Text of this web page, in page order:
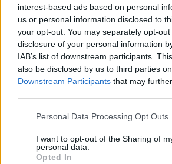
interest-based ads based on personal
us or personal information disclosed to
your opt-out. You may separately opt-
disclosure of your personal information
IAB’s list of downstream participants.
also be disclosed by us to third parties
Downstream Participants that may
Personal Data Processing Opt Outs
I want to opt-out of the Sharing of
personal data.
Opted In
Lázár János március végén nyújtotta
azt a törvénymódosító javaslatot,
ezer főnél kisebb településeken
intézmények, köztük
végezhetnének postai szolgáltatást.
Posta székházában erről folyt
törvénymódosító javaslatról, amelyen
KEDVES OLVASÓNK!
A keresett cikk a portfolio.hu